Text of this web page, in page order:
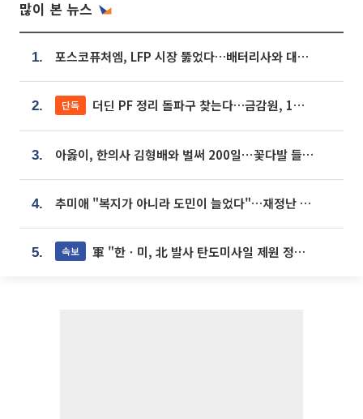
많이 본 뉴스
1. 포스코퓨처엠, LFP 시장 뚫었다…배터리사와 대규모 장기 공급 합의
2. 단독 더딘 PF 정리 돌파구 찾는다…금감원, 1년 반 만에 매각설명회 재개
3. 아옳이, 한의사 김형배와 벌써 200일⋯꽃다발 들고 "프러포즈 아냐"
4. 추미애 "복지가 아니라 도민이 늘었다"…재정난 책임론 정면돌파
5. 속보 軍 "한ㆍ미, 北 발사 탄도미사일 제원 정밀분석 중"